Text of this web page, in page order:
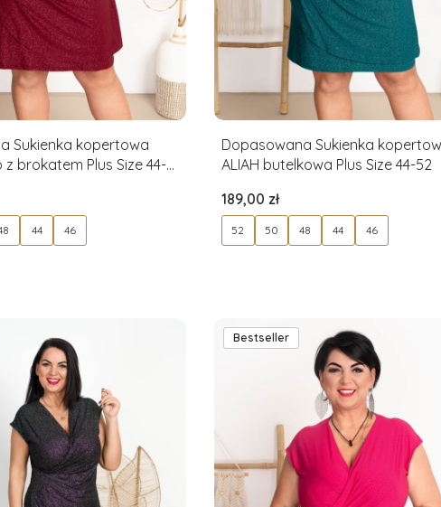
Sukienka kopertowa
z brokatem Plus Size 44-
44 46
Dopasowana Sukienka
ALIAH butelkowa Plus Size 44-52
Cena
189,00 zł
52 50 48 44 46
Bestseller